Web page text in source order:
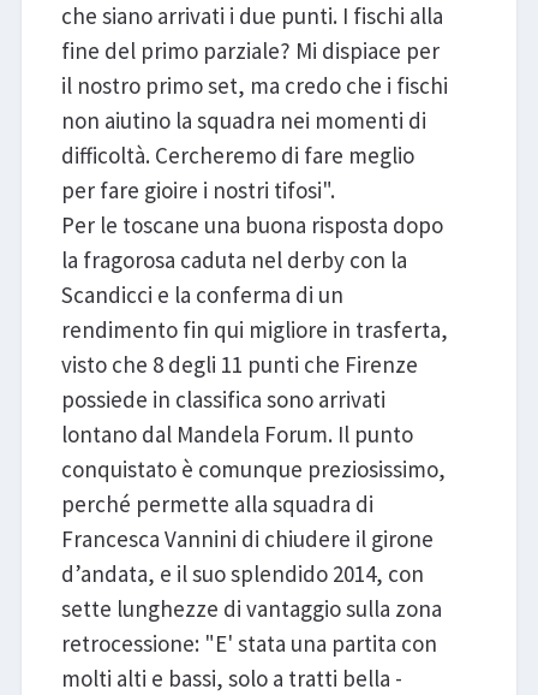
che siano arrivati i due punti. I fischi alla
fine del primo parziale? Mi dispiace per
il nostro primo set, ma credo che i fischi
non aiutino la squadra nei momenti di
difficoltà. Cercheremo di fare meglio
per fare gioire i nostri tifosi".
Per le toscane una buona risposta dopo
la fragorosa caduta nel derby con la
Scandicci e la conferma di un
rendimento fin qui migliore in trasferta,
visto che 8 degli 11 punti che Firenze
possiede in classifica sono arrivati
lontano dal Mandela Forum. Il punto
conquistato è comunque preziosissimo,
perché permette alla squadra di
Francesca Vannini di chiudere il girone
d’andata, e il suo splendido 2014, con
sette lunghezze di vantaggio sulla zona
retrocessione: "E' stata una partita con
molti alti e bassi, solo a tratti bella -